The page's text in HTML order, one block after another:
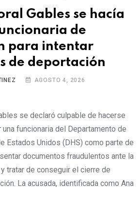
Gables se hacía
de
para intentar
de deportación
AGOSTO 4, 2026
se declaró culpable de hacerse
funcionaria del Departamento de
Estados Unidos (DHS) como parte de
documentos fraudulentos ante la
tratar de conseguir el cierre de
La acusada, identificada como Ana